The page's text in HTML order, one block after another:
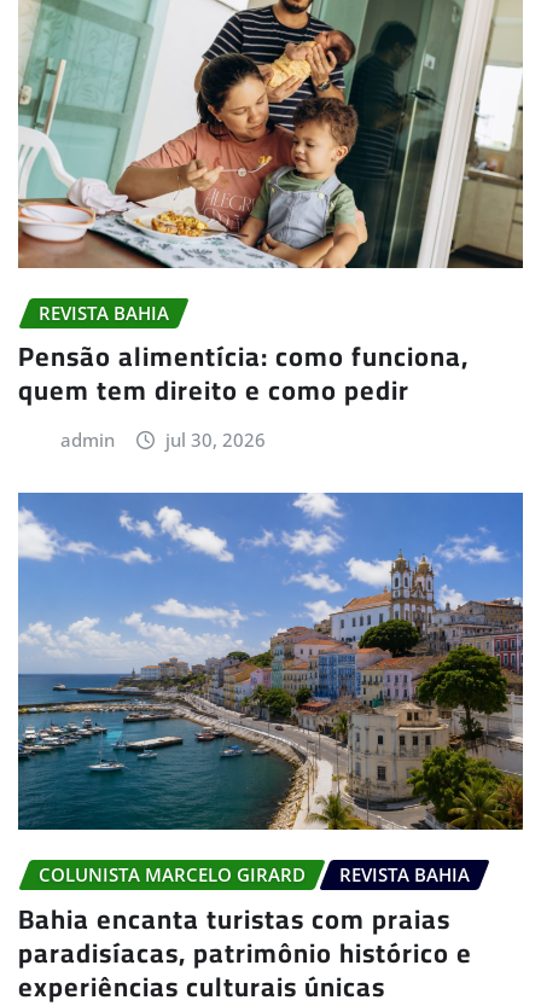
REVISTA BAHIA
Pensão alimentícia: como funciona,
quem tem direito e como pedir
admin jul 30, 2026
COLUNISTA MARCELO GIRARD REVISTA BAHIA
Bahia encanta turistas com praias
paradisíacas, patrimônio histórico e
experiências culturais únicas